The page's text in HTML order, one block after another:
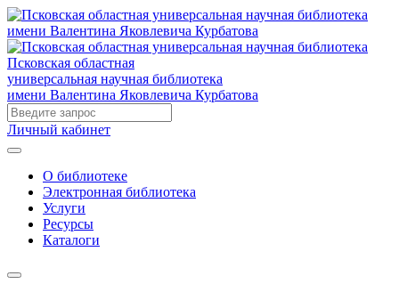
Псковская областная
универсальная научная библиотека
имени Валентина Яковлевича Курбатова
Личный кабинет
О библиотеке
Электронная библиотека
Услуги
Ресурсы
Каталоги